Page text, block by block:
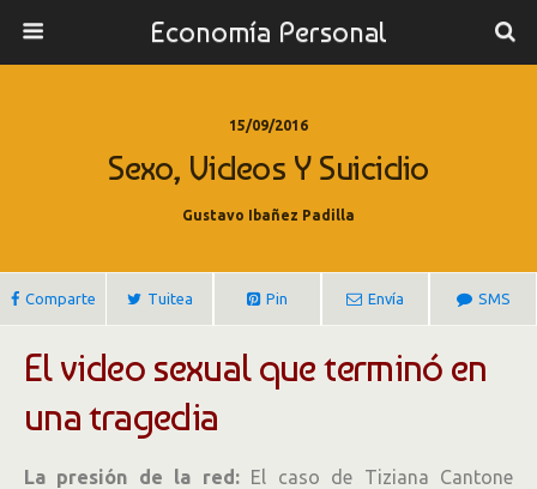
Economía Personal
15/09/2016
Sexo, Videos Y Suicidio
Gustavo Ibañez Padilla
Comparte Tuitea Pin Envía SMS
El video sexual que terminó en
una tragedia
La presión de la red: El caso de Tiziana Cantone